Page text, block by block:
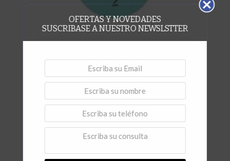
Disco Resina de Tres Pasos,Discos Silestone
Dekton ,Pulido
Disco Paso # 2 Silestone
Vista rápida
OFERTAS Y NOVEDADES
SUSCRIBASE A NUESTRO NEWSLSTTER